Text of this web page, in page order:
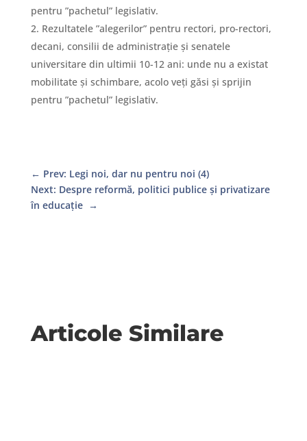
pentru ”pachetul” legislativ.
Rezultatele ”alegerilor” pentru rectori, pro-rectori,
decani, consilii de administrație și senatele
universitare din ultimii 10-12 ani: unde nu a existat
mobilitate și schimbare, acolo veți găsi și sprijin
pentru ”pachetul” legislativ.
← Prev: Legi noi, dar nu pentru noi (4)
Next: Despre reformă, politici publice și privatizare
în educație →
Articole Similare